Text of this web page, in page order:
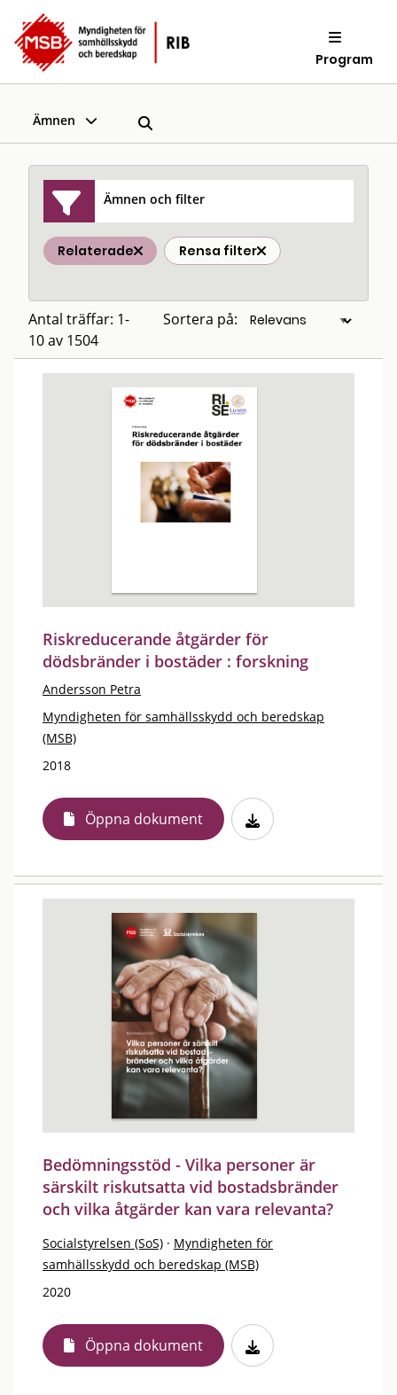
Program
Ämnen
Ämnen och filter
Relaterade Rensa filter
Antal träffar: 1-
10 av 1504
Sortera på:
Riskreducerande åtgärder för
dödsbränder i bostäder : forskning
Andersson Petra
Myndigheten för samhällsskydd och beredskap
(MSB)
2018
Öppna dokument
Bedömningsstöd - Vilka personer är
särskilt riskutsatta vid bostadsbränder
och vilka åtgärder kan vara relevanta?
Socialstyrelsen (SoS) · Myndigheten för
samhällsskydd och beredskap (MSB)
2020
Öppna dokument